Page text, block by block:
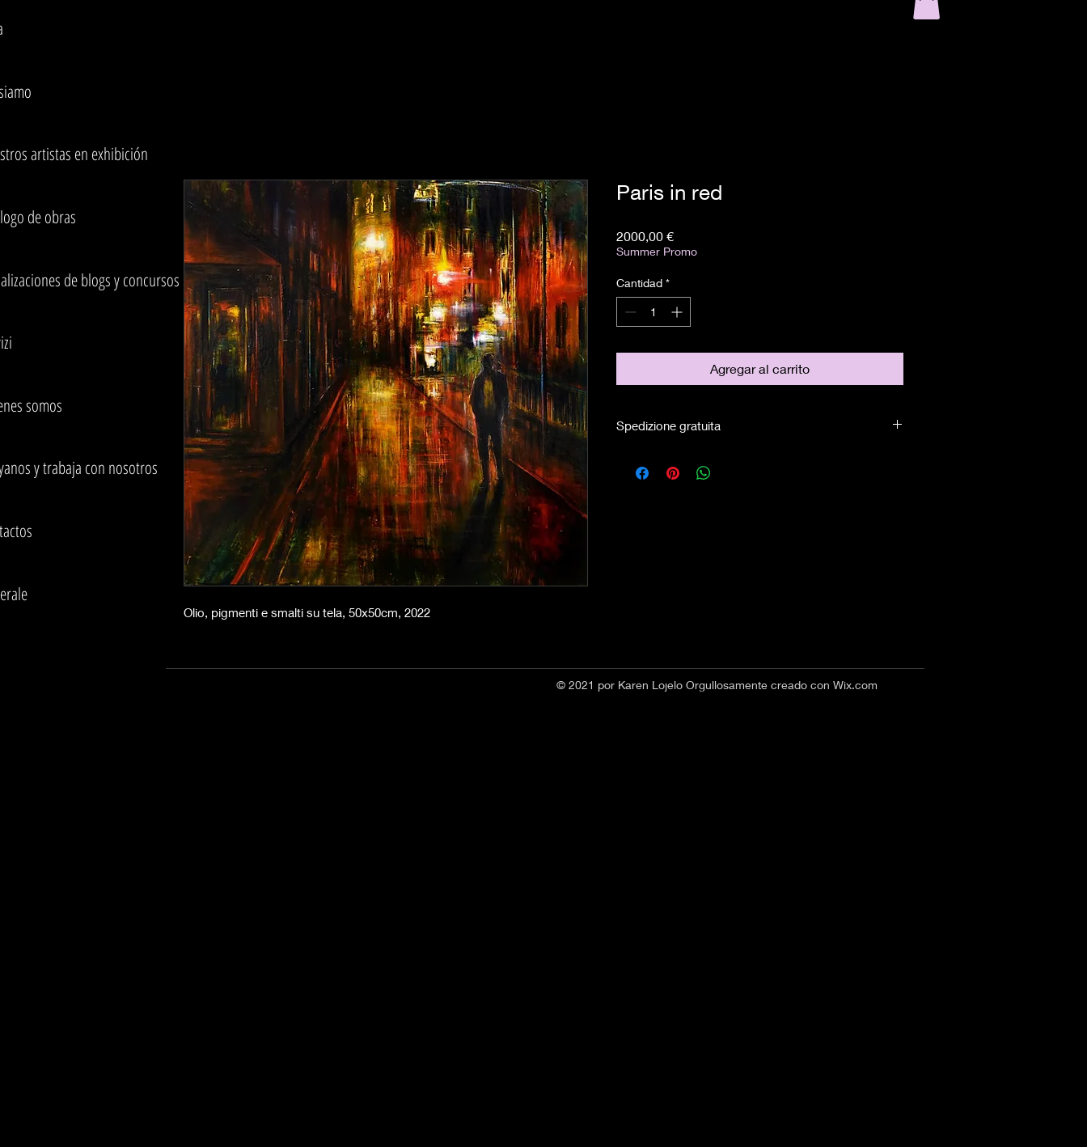
Olio, pigmenti e smalti su tela, 50x50cm, 2022
Paris in red
2000,00 €Precio
Summer Promo
Cantidad *
Agregar al carrito
Spedizione gratuita
artistas en exhibición
de obras
de blogs y concursos
somos
y trabaja con nosotros
© 2021 por Karen Lojelo Orgullosamente creado con Wix.com